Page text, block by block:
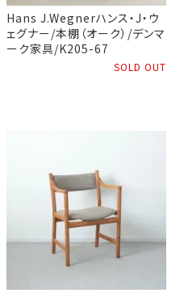
Hans J.Wegnerハンス・J・ウ
ェグナー/本棚（オーク）/デンマ
ーク家具/K205-67
SOLD OUT